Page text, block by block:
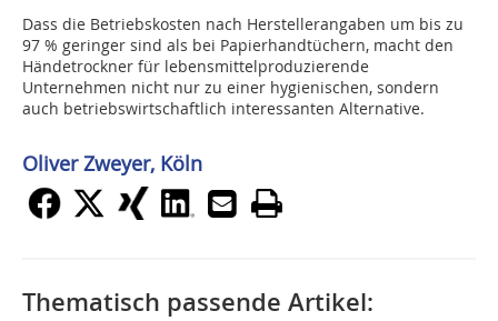
Dass die Betriebskosten nach Herstellerangaben um bis zu
97 % geringer sind als bei Papierhandtüchern, macht den
Händetrockner für lebensmittelproduzierende
Unternehmen nicht nur zu einer hygienischen, sondern
auch betriebswirtschaftlich interessanten Alternative.
Oliver Zweyer, Köln
Thematisch passende Artikel: